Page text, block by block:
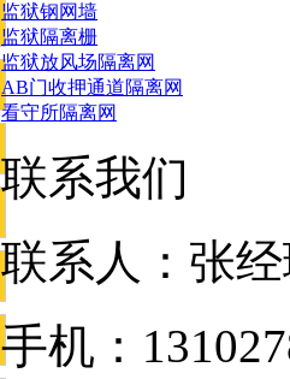
监狱钢网墙
监狱隔离栅
监狱放风场隔离网
AB门收押通道隔离网
看守所隔离网
联系我们
联系人：张
手机：